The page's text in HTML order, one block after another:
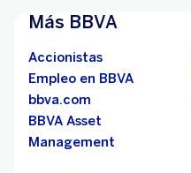
Más BBVA
Accionistas
Empleo en BBVA
bbva.com
BBVA Asset
Management